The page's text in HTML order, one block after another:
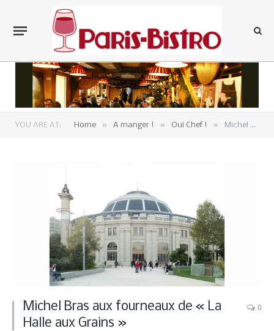
YOU ARE AT: Home » A manger ! » Oui Chef ! » Michel Bras aux fourneaux de « La Halle aux Grains »
Michel Bras aux fourneaux de « La
Halle aux Grains »
0